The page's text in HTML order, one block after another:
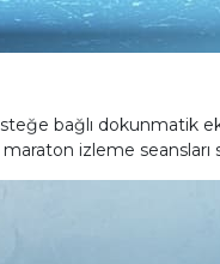
bağlı dokunmatik
izleme seansları